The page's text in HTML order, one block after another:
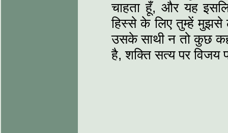
चाहता हूँ, और यह
हिस्‍से के लिए तुम्‍हें मुझसे
उसके साथी न तो कुछ
है, शक्ति सत्‍य पर विजय